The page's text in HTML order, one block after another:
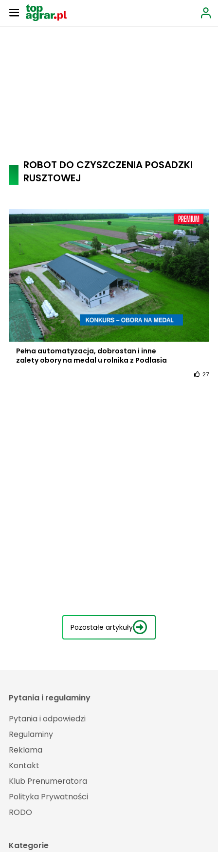
ROBOT DO CZYSZCZENIA POSADZKI
RUSZTOWEJ
Pełna automatyzacja, dobrostan i inne
zalety obory na medal u rolnika z Podlasia
27
Pozostałe artykuły
Pytania i regulaminy
Pytania i odpowiedzi
Regulaminy
Reklama
Kontakt
Klub Prenumeratora
Polityka Prywatności
RODO
Kategorie